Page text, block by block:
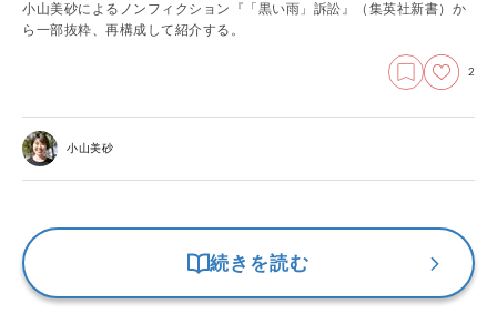
小山美砂によるノンフィクション『「黒い雨」訴訟』（集英社新書）か
ら一部抜粋、再構成して紹介する。
2
小山美砂
続きを読む